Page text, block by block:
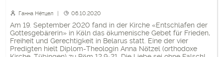
Ганна Нётцел 06.10.2020
Am 19. September 2020 fand in der Kirche «Entschlafen der
Gottesgebärerin» in Köln das ökumenische Gebet für Frieden,
Freiheit und Gerechtigkeit in Belarus statt. Eine der vier
Predigten hielt Diplom-Theologin Anna Nötzel (orthodoxe